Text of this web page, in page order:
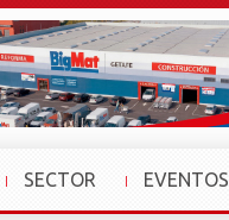
SECTOR
»
EVENTOS